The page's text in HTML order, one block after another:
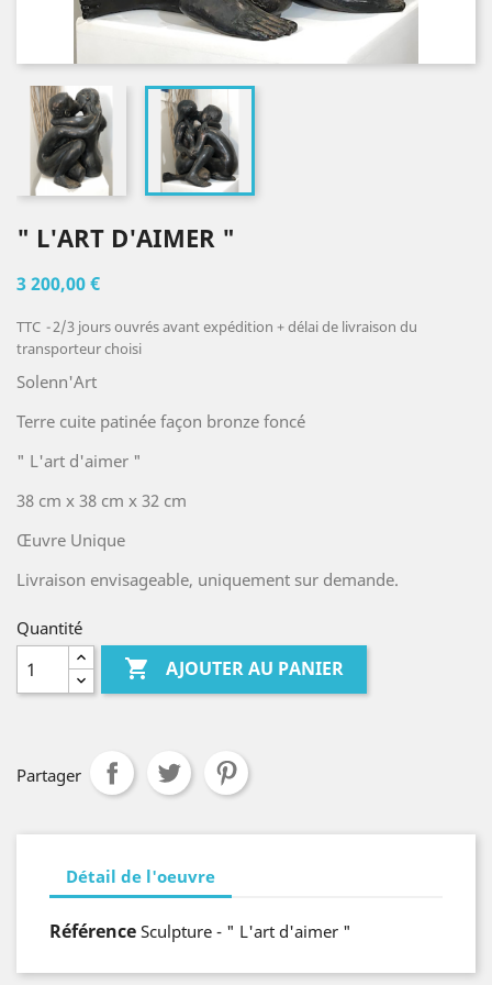
" L'ART D'AIMER "
3 200,00 €
TTC
2/3 jours ouvrés avant expédition + délai de livraison du
transporteur choisi
Solenn'Art
Terre cuite patinée façon bronze foncé
" L'art d'aimer "
38 cm x 38 cm x 32 cm
Œuvre Unique
Livraison envisageable, uniquement sur demande.
Quantité
 AJOUTER AU PANIER
Partager
Détail de l'oeuvre
Référence Sculpture - " L'art d'aimer "